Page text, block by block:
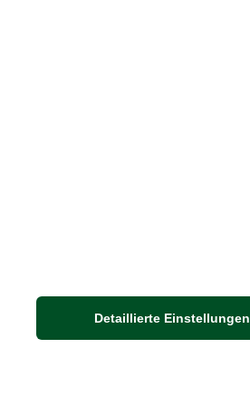
Detaillierte Einstellungen